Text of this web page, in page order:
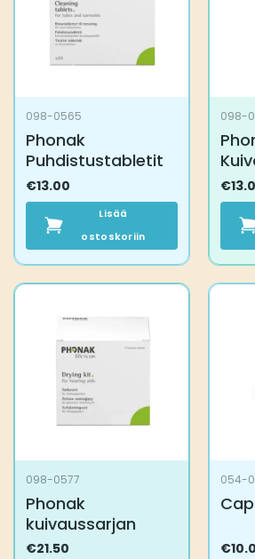
098-0565
Phonak
Puhdistustabletit
€13.00
Lisää
ostoskoriin
098-
€
098-0577
Phonak
kuivaussarjan
€21.50
054-
€